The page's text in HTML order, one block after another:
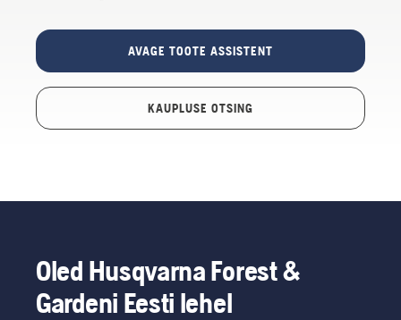
AVAGE TOOTE ASSISTENT
KAUPLUSE OTSING
Oled Husqvarna Forest &
Gardeni Eesti lehel